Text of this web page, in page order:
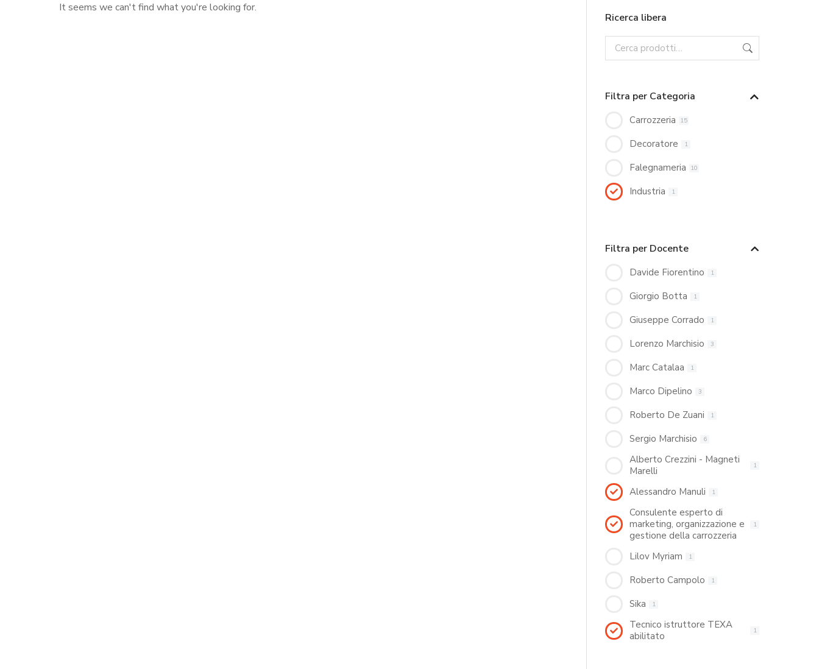
It seems we can't find what you're looking for.
Ricerca libera
Filtra per Categoria
Carrozzeria 15
Decoratore 1
Falegnameria 10
Industria 1
Filtra per Docente
Davide Fiorentino 1
Giorgio Botta 1
Giuseppe Corrado 1
Lorenzo Marchisio 3
Marc Catalaa 1
Marco Dipelino 3
Roberto De Zuani 1
Sergio Marchisio 6
Alberto Crezzini - Magneti
Marelli
1
Alessandro Manuli 1
Consulente esperto di
marketing, organizzazione e
gestione della carrozzeria
1
Lilov Myriam 1
Roberto Campolo 1
Sika 1
Tecnico istruttore TEXA
abilitato
1